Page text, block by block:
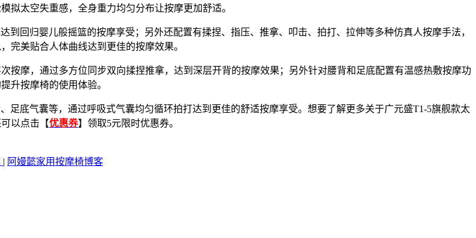
拟太空失重感，全身重力均匀分布让按摩更加舒适。
回归婴儿般摇篮的按摩享受；另外还配置有揉捏、指压、推拿、叩击、拍打、拉伸等多种仿真人按摩手法，
完美贴合人体曲线达到更佳的按摩效果。
按摩，通过多方位同步双向揉捏推拿，达到深层开背的按摩效果；另外针对腰背和足底配置有温感热敷按摩功
升按摩椅的使用体验。
足底气囊等，通过呼吸式气囊均匀循环拍打达到更佳的舒适按摩享受。想要了解更多关于广元盛T1-5旗舰款太
以点击【优惠券】领取5元限时优惠券。
| 阿嫚懿家用按摩椅博客